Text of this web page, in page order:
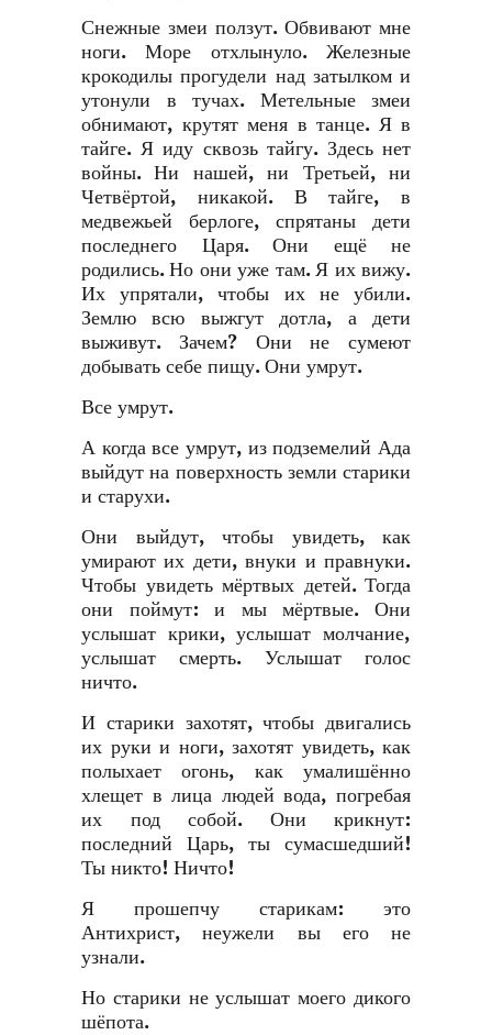
Снежные змеи ползут. Обвивают мне
ноги. Море отхлынуло. Железные
крокодилы прогудели над затылком и
утонули в тучах. Метельные змеи
обнимают, крутят меня в танце. Я в
тайге. Я иду сквозь тайгу. Здесь нет
войны. Ни нашей, ни Третьей, ни
Четвёртой, никакой. В тайге, в
медвежьей берлоге, спрятаны дети
последнего Царя. Они ещё не
родились. Но они уже там. Я их вижу.
Их упрятали, чтобы их не убили.
Землю всю выжгут дотла, а дети
выживут. Зачем? Они не сумеют
добывать себе пищу. Они умрут.
Все умрут.
А когда все умрут, из подземелий Ада
выйдут на поверхность земли старики
и старухи.
Они выйдут, чтобы увидеть, как
умирают их дети, внуки и правнуки.
Чтобы увидеть мёртвых детей. Тогда
они поймут: и мы мёртвые. Они
услышат крики, услышат молчание,
услышат смерть. Услышат голос
ничто.
И старики захотят, чтобы двигались
их руки и ноги, захотят увидеть, как
полыхает огонь, как умалишённо
хлещет в лица людей вода, погребая
их под собой. Они крикнут:
последний Царь, ты сумасшедший!
Ты никто! Ничто!
Я прошепчу старикам: это
Антихрист, неужели вы его не
узнали.
Но старики не услышат моего дикого
шёпота.